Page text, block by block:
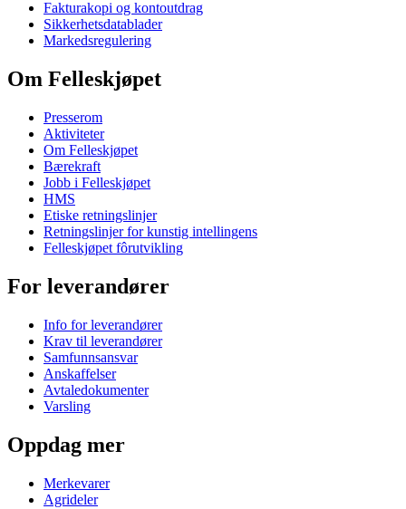
Fakturakopi og kontoutdrag
Sikkerhetsdatablader
Markedsregulering
Om Felleskjøpet
Presserom
Aktiviteter
Om Felleskjøpet
Bærekraft
Jobb i Felleskjøpet
HMS
Etiske retningslinjer
Retningslinjer for kunstig intellingens
Felleskjøpet fôrutvikling
For leverandører
Info for leverandører
Krav til leverandører
Samfunnsansvar
Anskaffelser
Avtaledokumenter
Varsling
Oppdag mer
Merkevarer
Agrideler